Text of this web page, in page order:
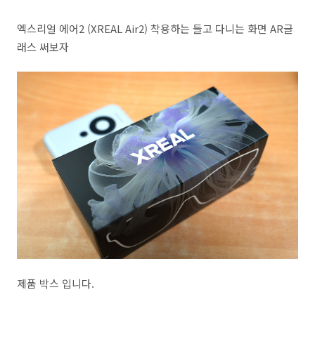
엑스리얼 에어2 (XREAL Air2) 착용하는 들고 다니는 화면 AR글
래스 써보자
제품 박스 입니다.